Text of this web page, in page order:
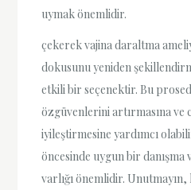
uymak önemlidir.
çekerek vajina daraltma
dokusunu yeniden
etkili bir seçenektir. Bu
özgüvenlerini artırmasına
iyileştirmesine yardımcı
öncesinde uygun bir danışma
varlığı önemlidir.